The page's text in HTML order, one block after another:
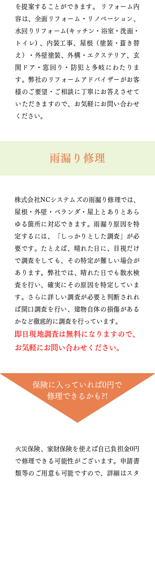
を提案することができます。 リフォーム内
容は、全面リフォーム・リノベーション、
水回りリフォーム(キッチン・浴室・洗面・
トイレ) 、内装工事、屋根（塗装・葺き替
え）・外壁塗装、外構・エクステリア、玄
関ドア・窓回り・防犯と多岐にわたりま
す。弊社のリフォームアドバイザーがお客
様のご要望・ご相談に丁寧にお答えさせて
いただきますので、お気軽にお問い合わせ
ください。
雨漏り修理
株式会社NCシステムズの雨漏り修理では、
屋根・外壁・ベランダ・屋上とありとあら
ゆる箇所に対応できます。雨漏り原因を特
定するには、「しっかりとした調査」が必
要です。たとえば、晴れた日に、目視だけ
で調査をしても、その特定が難しい場合が
あります。弊社では、晴れた日でも散水検
査を行い、確実にその原因を特定していま
す。さらに詳しい調査が必要と判断されれ
ば開口調査を行い、建物自体の損傷がある
かなど徹底的に調査を行っています。
即日現地調査は無料になりますので、
お気軽にお問い合わせください。
保険に入っていれば0円で
修理できるかも?!
火災保険、家財保険を使えば自己負担金0円
で修理できる可能性がございます。申請書
類等のご用意も可能ですので、詳細はスタ